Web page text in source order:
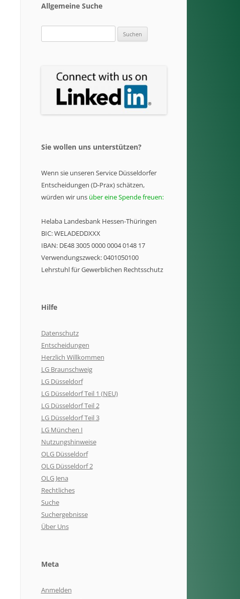
Allgemeine Suche
nach:
Sie wollen uns unterstützen?
Wenn sie unseren Service Düsseldorfer
Entscheidungen (D-Prax) schätzen,
würden wir uns über eine Spende freuen:
Helaba Landesbank Hessen-Thüringen
BIC: WELADEDDXXX
IBAN: DE48 3005 0000 0004 0148 17
Verwendungszweck: 0401050100
Lehrstuhl für Gewerblichen Rechtsschutz
Hilfe
Datenschutz
Entscheidungen
Herzlich Willkommen
LG Braunschweig
LG Düsseldorf
LG Düsseldorf Teil 1 (NEU)
LG Düsseldorf Teil 2
LG Düsseldorf Teil 3
LG München I
Nutzungshinweise
OLG Düsseldorf
OLG Düsseldorf 2
OLG Jena
Rechtliches
Suche
Suchergebnisse
Über Uns
Meta
Anmelden